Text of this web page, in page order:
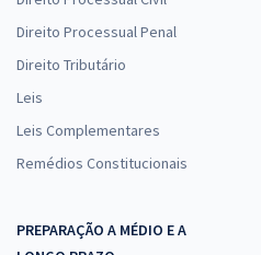
Direito Processual Penal
Direito Tributário
Leis
Leis Complementares
Remédios Constitucionais
PREPARAÇÃO A MÉDIO E A